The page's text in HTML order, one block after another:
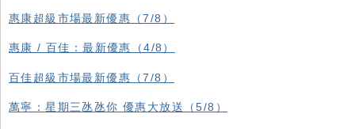
惠康超級市場最新優惠（7/8）
惠康 / 百佳：最新優惠（4/8）
百佳超級市場最新優惠（7/8）
萬寧：星期三氹氹你 優惠大放送（5/8）